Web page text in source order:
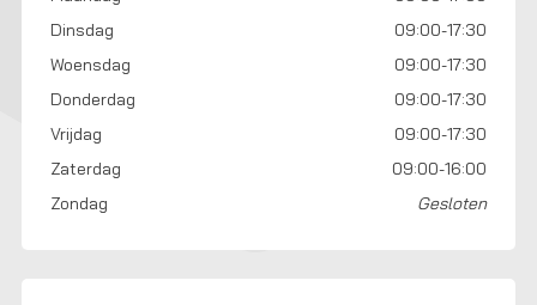
Dinsdag
09:00-17:30
Woensdag
09:00-17:30
Donderdag
09:00-17:30
Vrijdag
09:00-17:30
Zaterdag
09:00-16:00
Zondag
Gesloten